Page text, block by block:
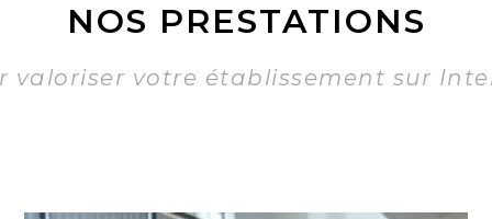
NOS PRESTATIONS
valoriser votre établissement sur